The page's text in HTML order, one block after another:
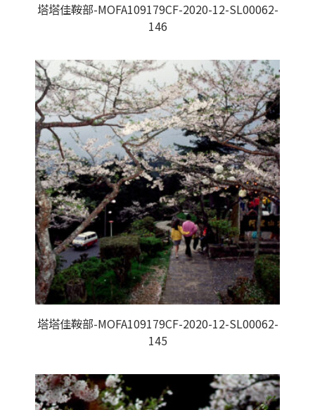
塔塔佳鞍部-MOFA109179CF-2020-12-SL00062-
146
塔塔佳鞍部-MOFA109179CF-2020-12-SL00062-
145